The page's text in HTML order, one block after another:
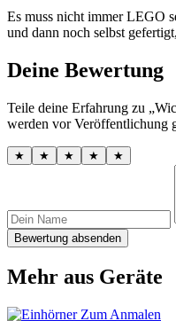
Es muss nicht immer LEGO
und dann noch selbst
Deine Bewertung
Teile deine Erfahrung zu
werden vor Veröffentlichung
★ ★ ★ ★ ★
Bewertung absenden
Mehr aus Geräte